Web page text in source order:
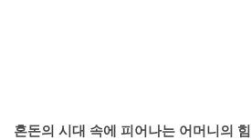
혼돈의 시대 속에 피어나는 어머니의 힘